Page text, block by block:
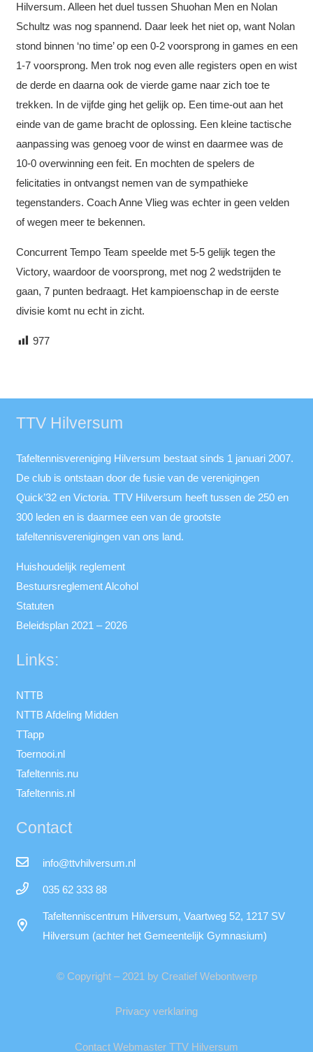
Hilversum. Alleen het duel tussen Shuohan Men en Nolan
Schultz was nog spannend. Daar leek het niet op, want Nolan
stond binnen ‘no time’ op een 0-2 voorsprong in games en een
1-7 voorsprong. Men trok nog even alle registers open en wist
de derde en daarna ook de vierde game naar zich toe te
trekken. In de vijfde ging het gelijk op. Een time-out aan het
einde van de game bracht de oplossing. Een kleine tactische
aanpassing was genoeg voor de winst en daarmee was de
10-0 overwinning een feit. En mochten de spelers de
felicitaties in ontvangst nemen van de sympathieke
tegenstanders. Coach Anne Vlieg was echter in geen velden
of wegen meer te bekennen.
Concurrent Tempo Team speelde met 5-5 gelijk tegen the
Victory, waardoor de voorsprong, met nog 2 wedstrijden te
gaan, 7 punten bedraagt. Het kampioenschap in de eerste
divisie komt nu echt in zicht.
977
TTV Hilversum
Tafeltennisvereniging Hilversum bestaat sinds 1 januari 2007.
De club is ontstaan door de fusie van de verenigingen
Quick’32 en Victoria. TTV Hilversum heeft tussen de 250 en
300 leden en is daarmee een van de grootste
tafeltennisverenigingen van ons land.
Huishoudelijk reglement
Bestuursreglement Alcohol
Statuten
Beleidsplan 2021 – 2026
Links:
NTTB
NTTB Afdeling Midden
TTapp
Toernooi.nl
Tafeltennis.nu
Tafeltennis.nl
Contact
info@ttvhilversum.nl
035 62 333 88
Tafeltenniscentrum Hilversum, Vaartweg 52, 1217 SV
Hilversum (achter het Gemeentelijk Gymnasium)
© Copyright – 2021 by Creatief Webontwerp
Privacy verklaring
Contact Webmaster TTV Hilversum